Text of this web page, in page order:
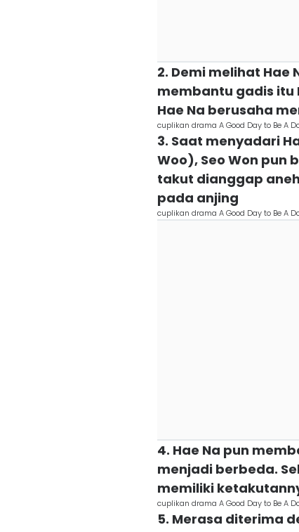
2. Demi melihat Hae
membantu gadis itu
Hae Na berusaha
cuplikan drama A Good Day to Be A
3. Saat menyadari
Woo), Seo Won pun
takut dianggap
pada anjing
cuplikan drama A Good Day to Be A
4. Hae Na pun
menjadi berbeda.
memiliki
cuplikan drama A Good Day to Be A
5. Merasa diterima